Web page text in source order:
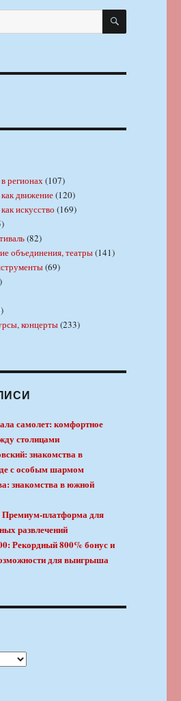
ПОИСК
регионах(107)
движение(120)
искусство (169)
(82)
объединения, театры(141)
(69)
концерты(233)
самолет: комфортное
столицами
знакомства в
с особым шармом
знакомства в южной
платформа для
развлечений
Рекордный 800% бонус и
для выигрыша